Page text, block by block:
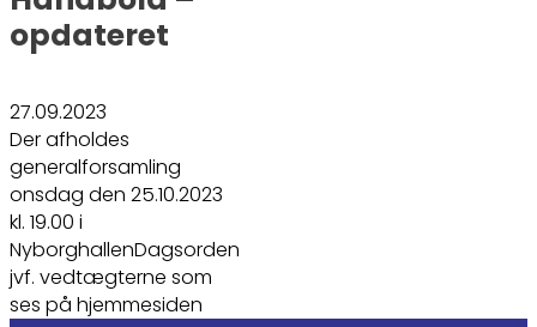
opdateret
27.09.2023
Der afholdes
generalforsamling
onsdag den 25.10.2023
kl. 19.00 i
NyborghallenDagsorden
jvf. vedtægterne som
ses på hjemmesiden